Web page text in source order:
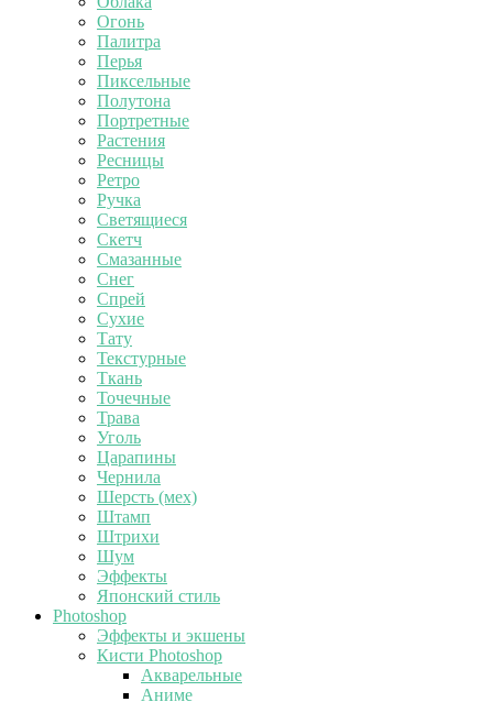
Огонь
Палитра
Перья
Пиксельные
Полутона
Портретные
Растения
Ресницы
Ретро
Ручка
Светящиеся
Скетч
Смазанные
Снег
Спрей
Сухие
Тату
Текстурные
Ткань
Точечные
Трава
Уголь
Царапины
Чернила
Шерсть (мех)
Штамп
Штрихи
Шум
Эффекты
Японский стиль
Photoshop
Эффекты и экшены
Кисти Photoshop
Акварельные
Аниме